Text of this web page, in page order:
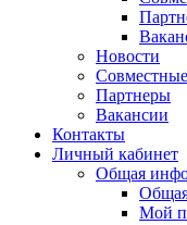
Новости
Партнеры
Вакансии
Контакты
Личный кабинет
Общая
Мой